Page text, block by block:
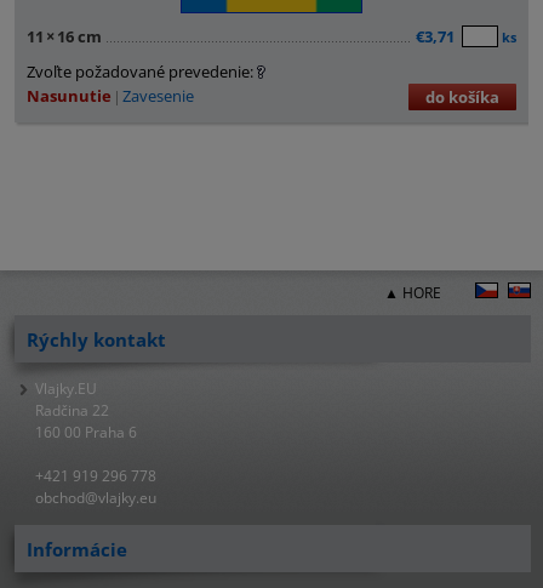
11 × 16 cm €3,71 ks
Zvoľte požadované prevedenie:
Nasunutie Zavesenie do košíka
▲ HORE
Rýchly kontakt
Vlajky.EU
Radčina 22
160 00 Praha 6
+421 919 296 778
obchod@vlajky.eu
Informácie